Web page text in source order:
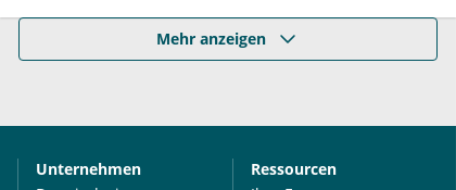
Mehr anzeigen
Unternehmen
Ressourcen